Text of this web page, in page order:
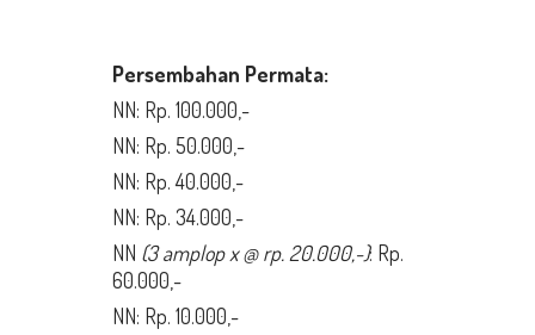
Persembahan Permata:
NN: Rp. 100.000,-
NN: Rp. 50.000,-
NN: Rp. 40.000,-
NN: Rp. 34.000,-
NN (3amplop x @ rp. 20.000,-): Rp.
60.000,-
NN: Rp. 10.000,-